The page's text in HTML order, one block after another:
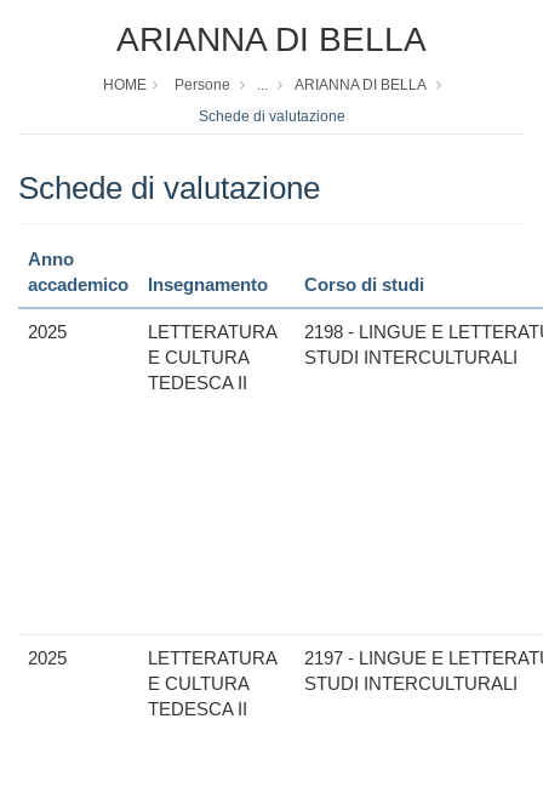
ARIANNA DI BELLA
HOME Persone ...
ARIANNA DI BELLA
Schede di valutazione
Schede di valutazione
Anno
accademico
Insegnamento Corso di studi
2025
LETTERATURA
E CULTURA
TEDESCA II
2198 - LINGUE E
STUDI INTERCULTURALI
2025
LETTERATURA
E CULTURA
TEDESCA II
2197 - LINGUE E
STUDI INTERCULTURALI